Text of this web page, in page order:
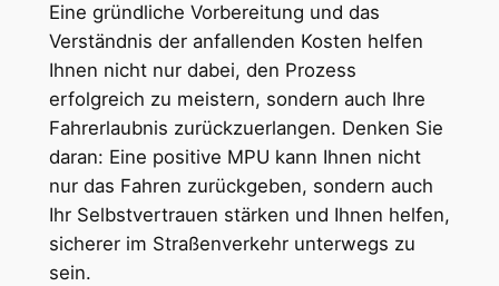
Eine gründliche Vorbereitung und das
Verständnis der anfallenden Kosten helfen
Ihnen nicht nur dabei, den Prozess
erfolgreich zu meistern, sondern auch Ihre
Fahrerlaubnis zurückzuerlangen. Denken Sie
daran: Eine positive MPU kann Ihnen nicht
nur das Fahren zurückgeben, sondern auch
Ihr Selbstvertrauen stärken und Ihnen helfen,
sicherer im Straßenverkehr unterwegs zu
sein.